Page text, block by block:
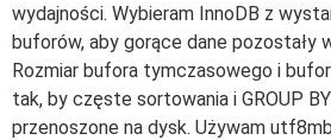
wydajności. Wybieram InnoDB z
buforów, aby gorące dane pozostały
Rozmiar bufora tymczasowego i
tak, by częste sortowania i GROUP
przenoszone na dysk. Używam